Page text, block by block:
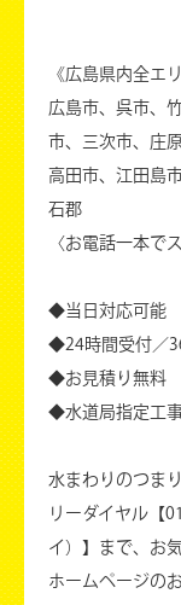
《広島県内全エ
広島市、呉市、
市、三次市、庄
高田市、江田島
石郡
〈お電話一本で
◆当日対応可能
◆24時間受付／
◆お見積り無料
◆水道局指定工
水まわりのつま
リーダイヤル
イ）】まで、お
ホームページの